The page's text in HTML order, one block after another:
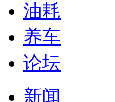
油耗
养车
论坛
新闻